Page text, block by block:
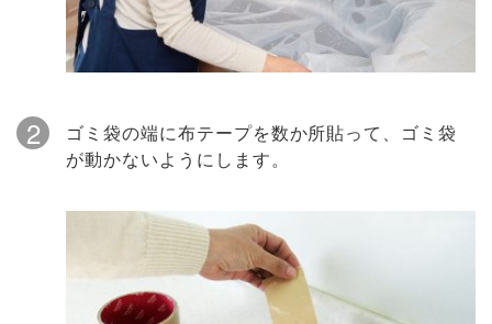
2
ゴミ袋の端に布テープを数か所貼って、ゴミ袋
が動かないようにします。